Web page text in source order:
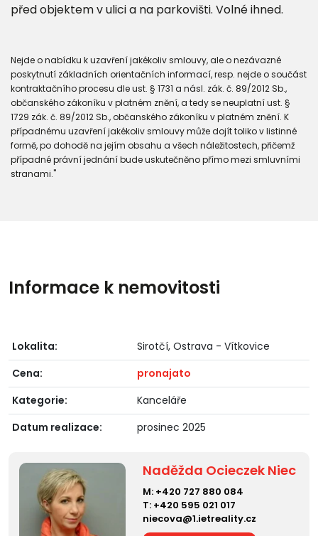
před objektem v ulici a na parkovišti. Volné ihned.
Nejde o nabídku k uzavření jakékoliv smlouvy, ale o nezávazné
poskytnutí základních orientačních informací, resp. nejde o součást
kontraktačního procesu dle ust. § 1731 a násl. zák. č. 89/2012 Sb.,
občanského zákoníku v platném znění, a tedy se neuplatní ust. §
1729 zák. č. 89/2012 Sb., občanského zákoníku v platném znění. K
případnému uzavření jakékoliv smlouvy může dojít toliko v listinné
formě, po dohodě na jejím obsahu a všech náležitostech, přičemž
případné právní jednání bude uskutečněno přímo mezi smluvními
stranami."
Informace k nemovitosti
Lokalita:
Sirotčí, Ostrava - Vítkovice
Cena:
pronajato
Kategorie:
Kanceláře
Datum realizace:
prosinec 2025
Naděžda Ocieczek Niec
M: +420 727 880 084
T: +420 595 021 017
niecova@1.ietreality.cz